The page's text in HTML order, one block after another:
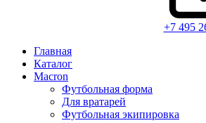
+7 495
Главная
Каталог
Macron
Футбольная форма
Для вратарей
Футбольная экипировка